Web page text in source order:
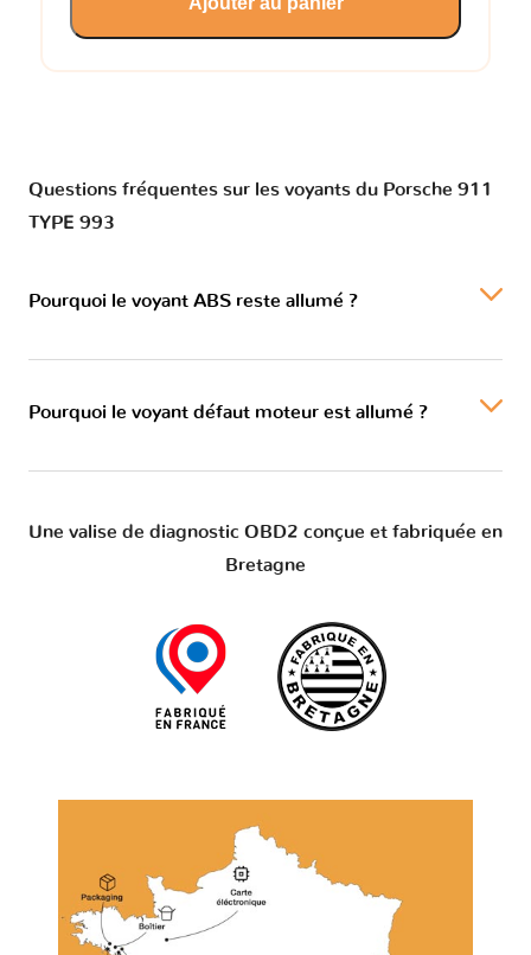
Questions fréquentes sur les voyants du Porsche 911
TYPE 993
Pourquoi le voyant ABS reste allumé ?
Pourquoi le voyant défaut moteur est allumé ?
Une valise de diagnostic OBD2 conçue et fabriquée en
Bretagne